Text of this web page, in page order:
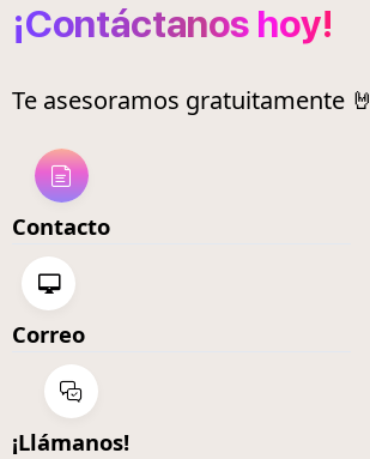
¡Contáctanos hoy!
Te asesoramos gratuitamente 🤘
Contacto
Correo
¡Llámanos!